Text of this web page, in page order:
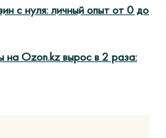
с нуля: личный опыт от 0 до
на Ozon.kz вырос в 2 раза: